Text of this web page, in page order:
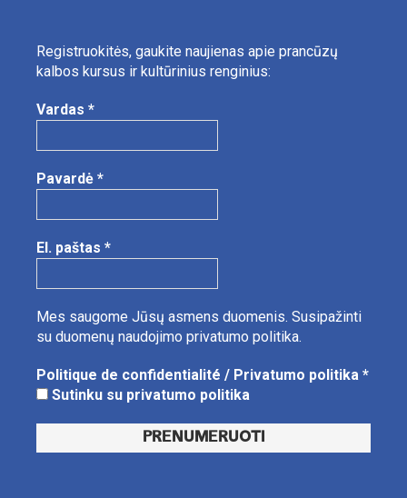
Registruokitės, gaukite naujienas apie prancūzų
kalbos kursus ir kultūrinius renginius:
Vardas *
Pavardė *
El. paštas *
Mes saugome Jūsų asmens duomenis. Susipažinti
su duomenų naudojimo privatumo politika.
Politique de confidentialité / Privatumo politika *
Sutinku su privatumo politika